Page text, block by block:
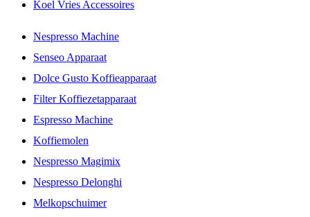
Koel Vries Accessoires
Nespresso Machine
Senseo Apparaat
Dolce Gusto Koffieapparaat
Filter Koffiezetapparaat
Espresso Machine
Koffiemolen
Nespresso Magimix
Nespresso Delonghi
Melkopschuimer